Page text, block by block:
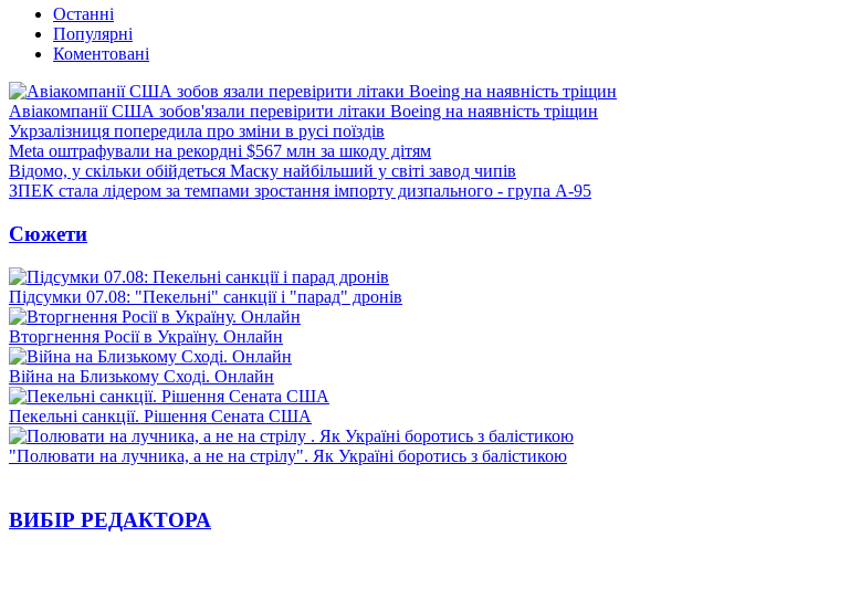
Останні
Популярні
Коментовані
Авіакомпанії США зобов'язали перевірити літаки Boeing на наявність тріщин
Укрзалізниця попередила про зміни в русі поїздів
Meta оштрафували на рекордні $567 млн за шкоду дітям
Відомо, у скільки обійдеться Маску найбільший у світі завод чипів
ЗПЕК стала лідером за темпами зростання імпорту дизпального - група А-95
Сюжети
Підсумки 07.08: "Пекельні" санкції і "парад" дронів
Вторгнення Росії в Україну. Онлайн
Війна на Близькому Сході. Онлайн
Пекельні санкції. Рішення Сената США
"Полювати на лучника, а не на стрілу". Як Україні боротись з балістикою
ВИБІР РЕДАКТОРА